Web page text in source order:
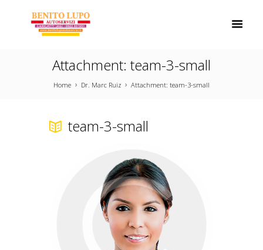
Attachment: team-3-small
Home Dr. Marc Ruiz Attachment: team-3-small
team-3-small